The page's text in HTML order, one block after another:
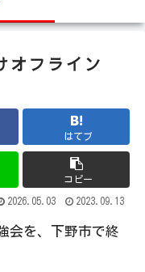
フライン
はてブ
コピー
2026.05.03 2023.09.13
会を、下野市で終